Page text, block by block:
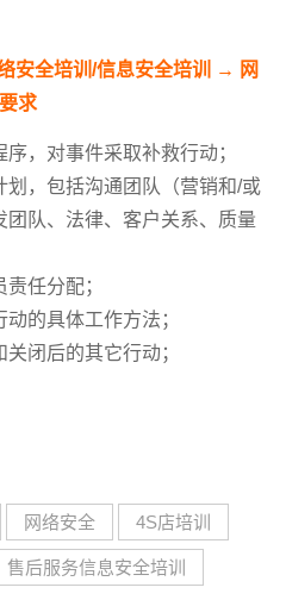
安全培训 /信息安全培训 → 网
求
，对事件采取补救行动；
划，包括沟通团队（营销和/或
团队、法律、客户关系、质量
任分配；
的具体工作方法；
闭后的其它行动；
网络安全 4S店培训
售后服务信息安全培训